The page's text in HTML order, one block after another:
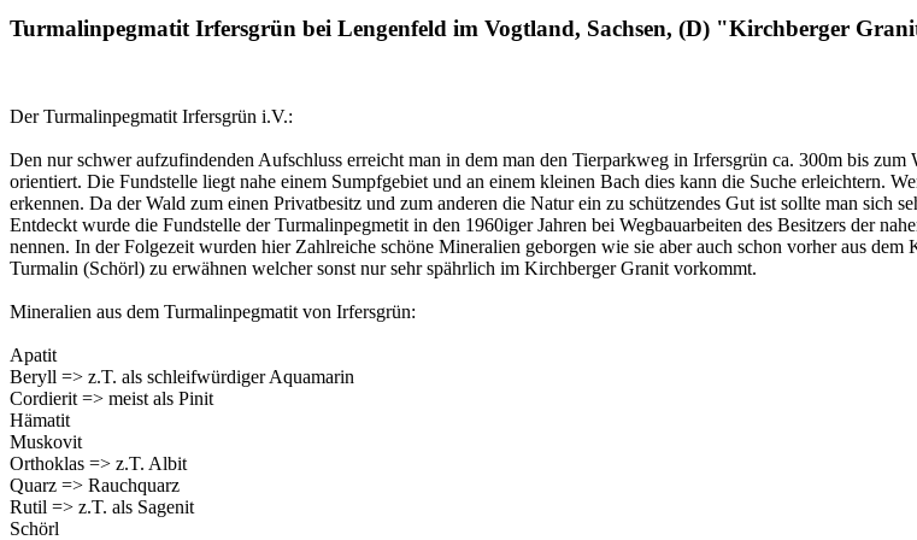
Turmalinpegmatit Irfersgrün bei Lengenfeld im Vogtland, Sachsen, (D) "Kirchberger
Der Turmalinpegmatit Irfersgrün i.V.:
Den nur schwer aufzufindenden Aufschluss erreicht man in dem man den Tierparkweg in Irfersgrün ca. 300m bis
orientiert. Die Fundstelle liegt nahe einem Sumpfgebiet und an einem kleinen Bach dies kann die Suche erleichtern.
erkennen. Da der Wald zum einen Privatbesitz und zum anderen die Natur ein zu schützendes Gut ist sollte man sich
Entdeckt wurde die Fundstelle der Turmalinpegmetit in den 1960iger Jahren bei Wegbauarbeiten des Besitzers der
nennen. In der Folgezeit wurden hier Zahlreiche schöne Mineralien geborgen wie sie aber auch schon vorher aus
Turmalin (Schörl) zu erwähnen welcher sonst nur sehr spährlich im Kirchberger Granit vorkommt.
Mineralien aus dem Turmalinpegmatit von Irfersgrün:
Apatit
Beryll => z.T. als schleifwürdiger Aquamarin
Cordierit => meist als Pinit
Hämatit
Muskovit
Orthoklas => z.T. Albit
Quarz => Rauchquarz
Rutil => z.T. als Sagenit
Schörl